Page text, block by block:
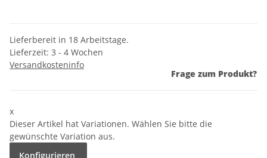
Lieferbereit in 18 Arbeitstage.
Lieferzeit: 3 - 4 Wochen
Versandkosteninfo
Frage zum Produkt?
x
Dieser Artikel hat Variationen. Wählen Sie bitte die
gewünschte Variation aus.
Konfigurieren